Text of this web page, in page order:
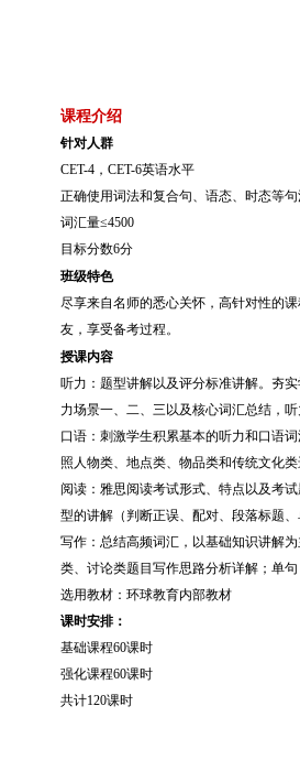
课程介绍
针对人群
CET-4，CET-6英语水平
正确使用词法和复合句、语态、时态等
词汇量≤4500
目标分数6分
班级特色
尽享来自名师的悉心关怀 ， 高针对性的
友，享受备考过程。
授课内容
听力：题型讲解以及评分标准讲解。夯
力场景一、二、三以及核心词汇总结，
口语：刺激学生积累基本的听力和口语
照人物类、地点类、物品类和传统文化
阅读：雅思阅读考试形式、特点以及考
型的讲解（判断正误、配对、段落标题
写作：总结高频词汇，以基础知识讲解
类、讨论类题目写作思路分析详解；单
选用教材：环球教育内部教材
课时安排：
基础课程60课时
强化课程60课时
共计120课时